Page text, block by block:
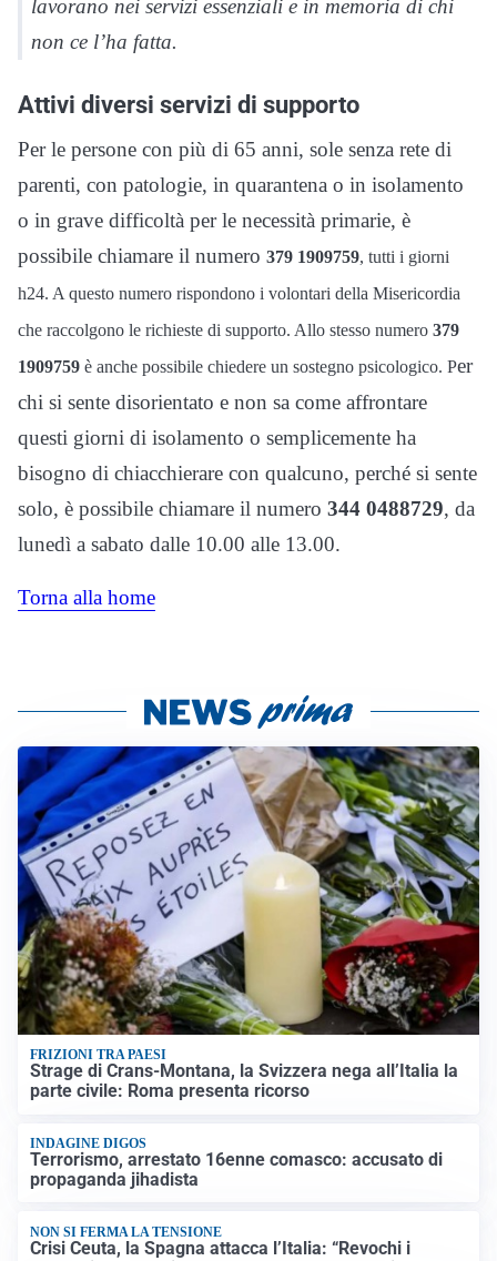
lavorano nei servizi essenziali e in memoria di chi
non ce l’ha fatta.
Attivi diversi servizi di supporto
Per le persone con più di 65 anni, sole senza rete di
parenti, con patologie, in quarantena o in isolamento
o in grave difficoltà per le necessità primarie, è
possibile chiamare il numero 379 1909759, tutti i giorni
h24. A questo numero rispondono i volontari della Misericordia
che raccolgono le richieste di supporto. Allo stesso numero 379
1909759 è anche possibile chiedere un sostegno psicologico. Per
chi si sente disorientato e non sa come affrontare
questi giorni di isolamento o semplicemente ha
bisogno di chiacchierare con qualcuno, perché si sente
solo, è possibile chiamare il numero 344 0488729, da
lunedì a sabato dalle 10.00 alle 13.00.
Torna alla home
FRIZIONI TRA PAESI
Strage di Crans-Montana, la Svizzera nega all’Italia la
parte civile: Roma presenta ricorso
INDAGINE DIGOS
Terrorismo, arrestato 16enne comasco: accusato di
propaganda jihadista
NON SI FERMA LA TENSIONE
Crisi Ceuta, la Spagna attacca l’Italia: “Revochi i